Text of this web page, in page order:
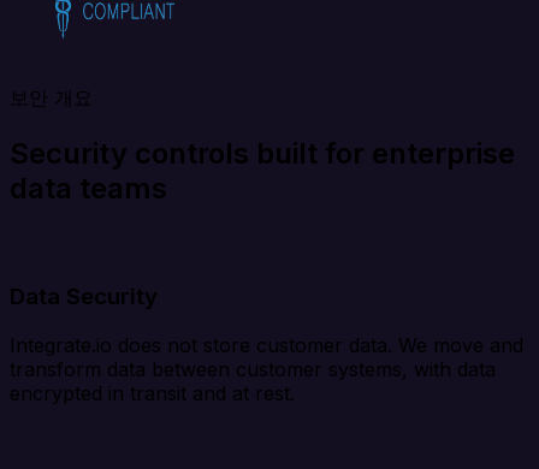
보안 개요
Security controls built for enterprise
data teams
Data Security
Integrate.io does not store customer data. We move and
transform data between customer systems, with data
encrypted in transit and at rest.